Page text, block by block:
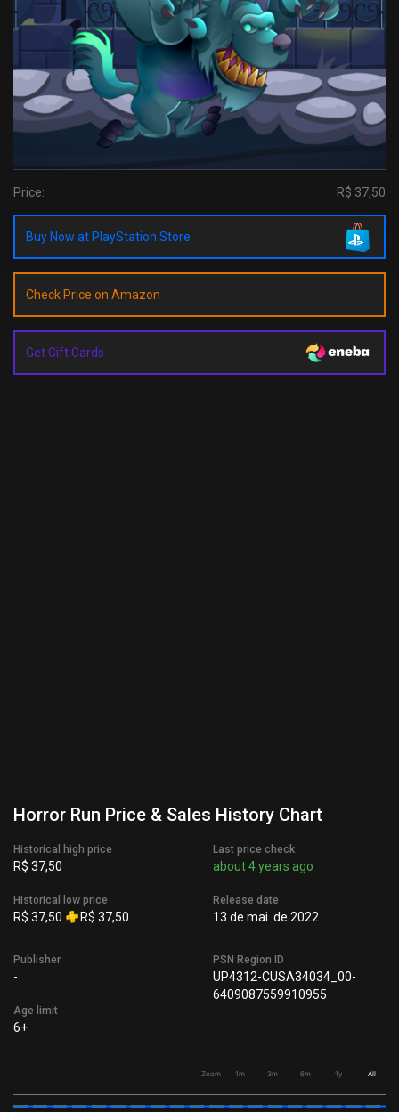
Price: R$ 37,50
Buy Now at PlayStation Store
Check Price on Amazon
Get Gift Cards
Horror Run Price & Sales History Chart
Historical high price
R$ 37,50
Historical low price
R$ 37,50 R$ 37,50
Last price check
about 4 years ago
Release date
13 de mai. de 2022
Publisher
-
Age limit
6+
PSN Region ID
UP4312-CUSA34034_00-
6409087559910955
Zoom 1m 3m 6m 1y All